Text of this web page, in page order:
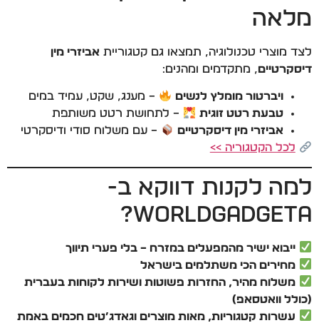
מלאה
לצד מוצרי טכנולוגיה, תמצאו גם קטגוריית אביזרי מין
דיסקרטיים, מתקדמים ומהנים:
ויברטור מומלץ לנשים
– מענג, שקט, עמיד במים
טבעת רטט זוגית
– לתחושת רטט משותפת
אביזרי מין דיסקרטיים
– עם משלוח סודי ודיסקרטי
לכל הקטגוריה >>
למה לקנות דווקא ב-
WorldGadgeta?
ייבוא ישיר מהמפעלים במזרח – בלי פערי תיווך
מחירים הכי משתלמים בישראל
משלוח מהיר, החזרות פשוטות ושירות לקוחות בעברית
(כולל וואטסאפ)
עשרות קטגוריות, מאות מוצרים וגאדג’טים חכמים באמת